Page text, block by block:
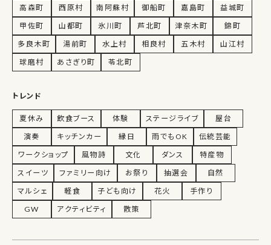
高森町
西原村 南阿蘇村 御船町 嘉島町
益城町
甲佐町
山都町 氷川町 芦北町 津奈木町
錦町
多良木町
湯前町 水上村 相良村 五木村
山江村
球磨村
あさぎり町 苓北町
トレンド
夏休み 飲食ブース 体験 ステージライブ
屋台
演奏
キッチンカー 縁日 雨でもOK
伝統芸能
ワークショップ
風物詩 文化 ダンス
特産物
スイーツ
ファミリー向け お祭り 抽選会
自然
マルシェ
軽食 子ども向け 花火
手作り
GW
アクティビティ 散策